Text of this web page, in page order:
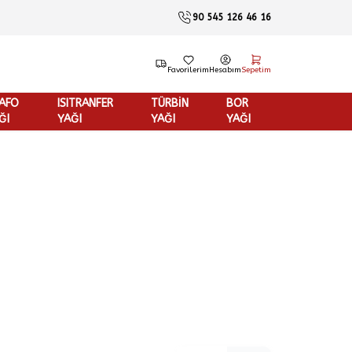
90 545 126 46 16
FavorilerimHesabımSepetim
ISITRANFER
YAĞI
TÜRBİN
YAĞI
BOR
YAĞI